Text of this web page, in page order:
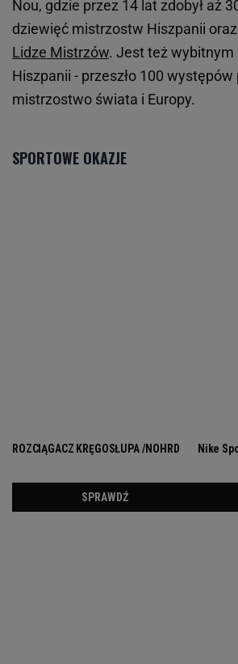
Nou, gdzie przez 14 lat zdobył aż
dziewięć mistrzostw Hiszpanii
Lidze Mistrzów. Jest też
Hiszpanii - przeszło 100 występów
mistrzostwo świata i Europy.